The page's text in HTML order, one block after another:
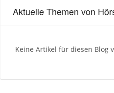
Aktuelle Themen von
Keine Artikel für diesen Blog